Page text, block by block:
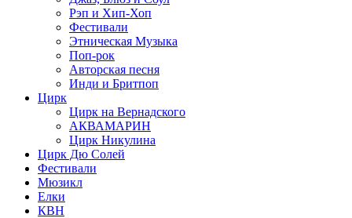
Рэп и Хип-Хоп
Фестивали
Этническая Музыка
Поп-рок
Авторская песня
Инди и Бритпоп
Цирк
Цирк на Вернадского
АКВАМАРИН
Цирк Никулина
Цирк Дю Солей
Фестивали
Мюзикл
Елки
КВН